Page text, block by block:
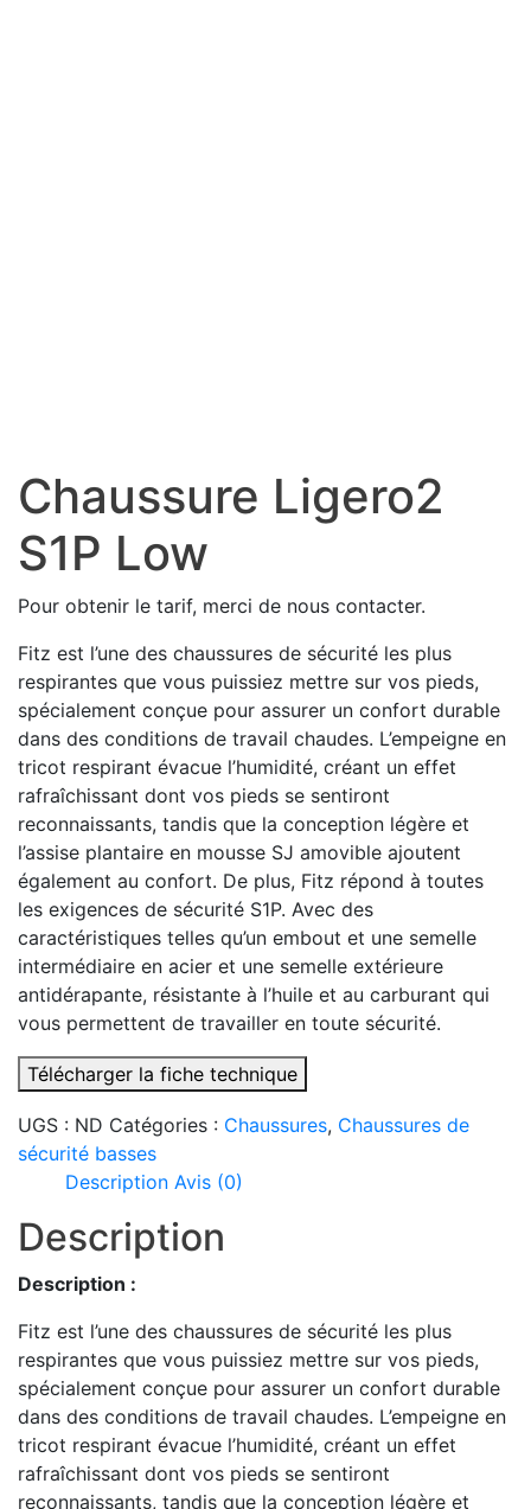
Chaussure Ligero2
S1P Low
Pour obtenir le tarif, merci de nous contacter.
Fitz est l’une des chaussures de sécurité les plus
respirantes que vous puissiez mettre sur vos pieds,
spécialement conçue pour assurer un confort durable
dans des conditions de travail chaudes. L’empeigne en
tricot respirant évacue l’humidité, créant un effet
rafraîchissant dont vos pieds se sentiront
reconnaissants, tandis que la conception légère et
l’assise plantaire en mousse SJ amovible ajoutent
également au confort. De plus, Fitz répond à toutes
les exigences de sécurité S1P. Avec des
caractéristiques telles qu’un embout et une semelle
intermédiaire en acier et une semelle extérieure
antidérapante, résistante à l’huile et au carburant qui
vous permettent de travailler en toute sécurité.
Télécharger la fiche technique
UGS : ND Catégories : Chaussures, Chaussures de
sécurité basses
Description Avis (0)
Description
Description :
Fitz est l’une des chaussures de sécurité les plus
respirantes que vous puissiez mettre sur vos pieds,
spécialement conçue pour assurer un confort durable
dans des conditions de travail chaudes. L’empeigne en
tricot respirant évacue l’humidité, créant un effet
rafraîchissant dont vos pieds se sentiront
reconnaissants, tandis que la conception légère et